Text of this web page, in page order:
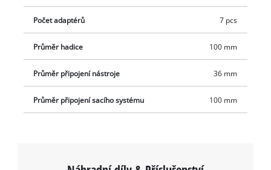
Počet adaptérů 7 pcs
Průměr hadice 100 mm
Průměr připojení nástroje 36 mm
Průměr připojení sacího systému 100 mm